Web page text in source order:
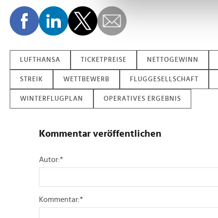
Wir verwenden Cookies, um
und die Zugriffe auf unsere
Website an unsere Partner
der Dienste gesammelt
LUFTHANSA TICKETPREISE NETTOGEWINN
STREIK WETTBEWERB FLUGGESELLSCHAFT
WINTERFLUGPLAN OPERATIVES ERGEBNIS
Kommentar veröffentlichen
Autor:*
Kommentar:*